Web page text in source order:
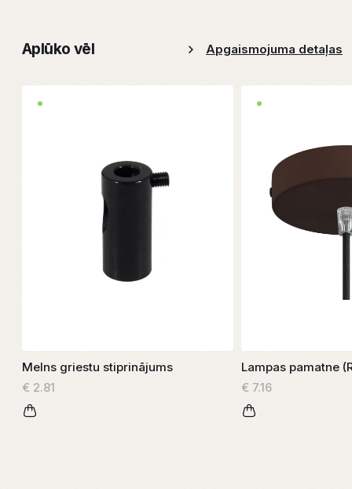
Aplūko vēl Apgaismojuma detaļas
Melns griestu stiprinājums
€ 2.81
Lampas pamatne
€ 7.16